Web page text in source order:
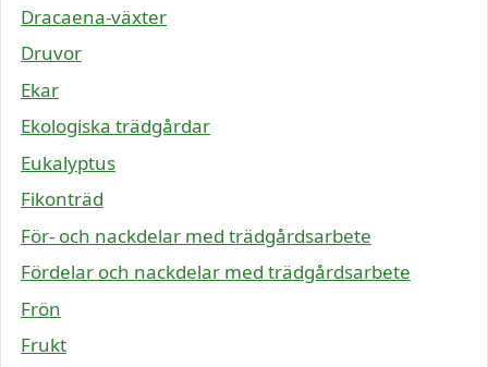
Dracaena-växter
Druvor
Ekar
Ekologiska trädgårdar
Eukalyptus
Fikonträd
För- och nackdelar med trädgårdsarbete
Fördelar och nackdelar med trädgårdsarbete
Frön
Frukt